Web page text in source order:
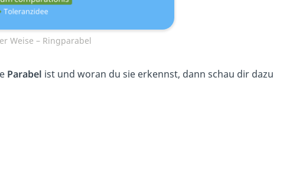
Weise – Ringparabel
Parabel ist und woran du sie erkennst, dann schau dir dazu